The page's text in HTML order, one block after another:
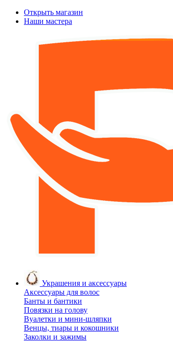
Открыть магазин
Наши мастера
Украшения и аксессуары
Аксессуары для волос
Банты и бантики
Повязки на голову
Вуалетки и мини-шляпки
Венцы, тиары и кокошники
Заколки и зажимы